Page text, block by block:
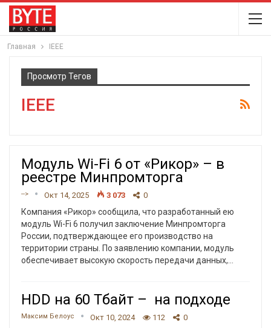
Главная IEEE
Просмотр Тегов
IEEE
Модуль Wi-Fi 6 от «Рикор» – в
реестре Минпромторга
--> Окт 14, 2025 3 073 0
Компания «Рикор» сообщила, что разработанный ею
модуль Wi-Fi 6 получил заключение Минпромторга
России, подтверждающее его производство на
территории страны. По заявлению компании, модуль
обеспечивает высокую скорость передачи данных,
HDD на 60 Тбайт – на подходе
Максим Белоус Окт 10, 2024 112 0